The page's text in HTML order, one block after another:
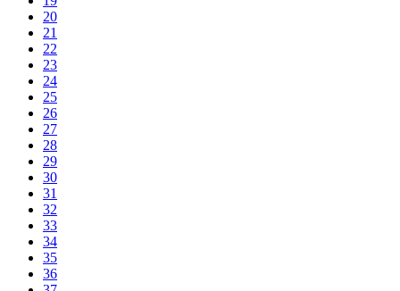
20
21
22
23
24
25
26
27
28
29
30
31
32
33
34
35
36